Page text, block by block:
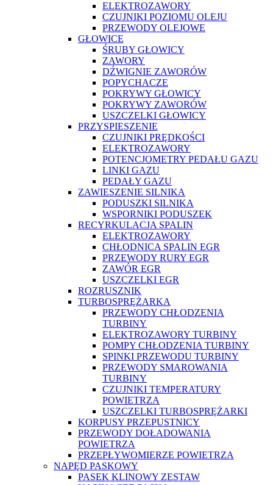
ELEKTROZAWORY
CZUJNIKI POZIOMU OLEJU
PRZEWODY OLEJOWE
GŁOWICE
ŚRUBY GŁOWICY
ZAWORY
DŹWIGNIE ZAWORÓW
POPYCHACZE
POKRYWY GŁOWICY
POKRYWY ZAWORÓW
USZCZELKI GŁOWICY
PRZYSPIESZENIE
CZUJNIKI PRĘDKOŚCI
ELEKTROZAWORY
POTENCJOMETRY PEDAŁU GAZU
LINKI GAZU
PEDAŁY GAZU
ZAWIESZENIE SILNIKA
PODUSZKI SILNIKA
WSPORNIKI PODUSZEK
RECYRKULACJA SPALIN
ELEKTROZAWORY
CHŁODNICA SPALIN EGR
PRZEWODY RURY EGR
ZAWÓR EGR
USZCZELKI EGR
ROZRUSZNIK
TURBOSPRĘŻARKA
PRZEWODY CHŁODZENIA
TURBINY
ELEKTROZAWORY TURBINY
POMPY CHŁODZENIA TURBINY
SPINKI PRZEWODU TURBINY
PRZEWODY SMAROWANIA
TURBINY
CZUJNIKI TEMPERATURY
POWIETRZA
USZCZELKI TURBOSPRĘŻARKI
KORPUSY PRZEPUSTNICY
PRZEWODY DOŁADOWANIA
POWIETRZA
PRZEPŁYWOMIERZE POWIETRZA
NAPĘD PASKOWY
PASEK KLINOWY ZESTAW